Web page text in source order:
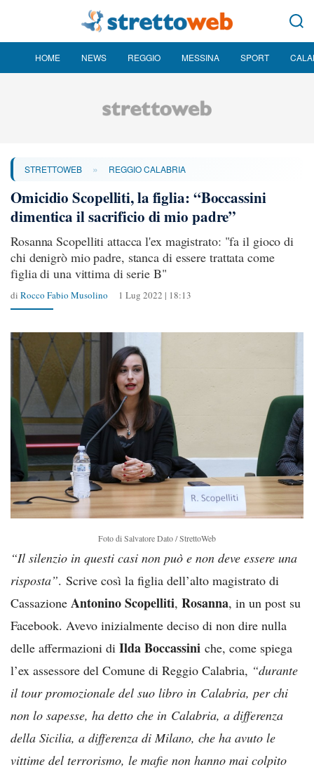
HOME NEWS REGGIO MESSINA SPORT
STRETTOWEB » REGGIO CALABRIA
Omicidio Scopelliti, la figlia: “Boccassini
dimentica il sacrificio di mio padre”
Rosanna Scopelliti attacca l'ex magistrato: "fa il gioco di
chi denigrò mio padre, stanca di essere trattata come
figlia di una vittima di serie B"
di Rocco Fabio Musolino 1 Lug 2022 | 18:13
Foto di Salvatore Dato / StrettoWeb
“Il silenzio in questi casi non può e non deve essere una
risposta”. Scrive così la figlia dell’alto magistrato di
Cassazione Antonino Scopelliti, Rosanna, in un post su
Facebook. Avevo inizialmente deciso di non dire nulla
delle affermazioni di Ilda Boccassini che, come spiega
l’ex assessore del Comune di Reggio Calabria, “durante
il tour promozionale del suo libro in Calabria, per chi
non lo sapesse, ha detto che in Calabria, a differenza
della Sicilia, a differenza di Milano, che ha avuto le
vittime del terrorismo, le mafie non hanno mai colpito